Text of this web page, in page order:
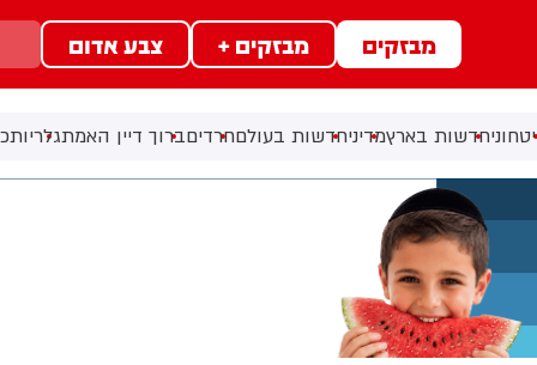
מבזקים מבזקים + צבע אדום
חדשות בארץמדיניחדשות בעולםחרדיםברוך דיין האמתגלריות